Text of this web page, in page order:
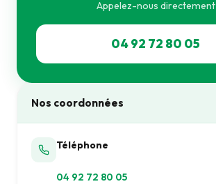
Appelez-nous directement
04 92 72 80 05
Nos coordonnées
Téléphone
04 92 72 80 05